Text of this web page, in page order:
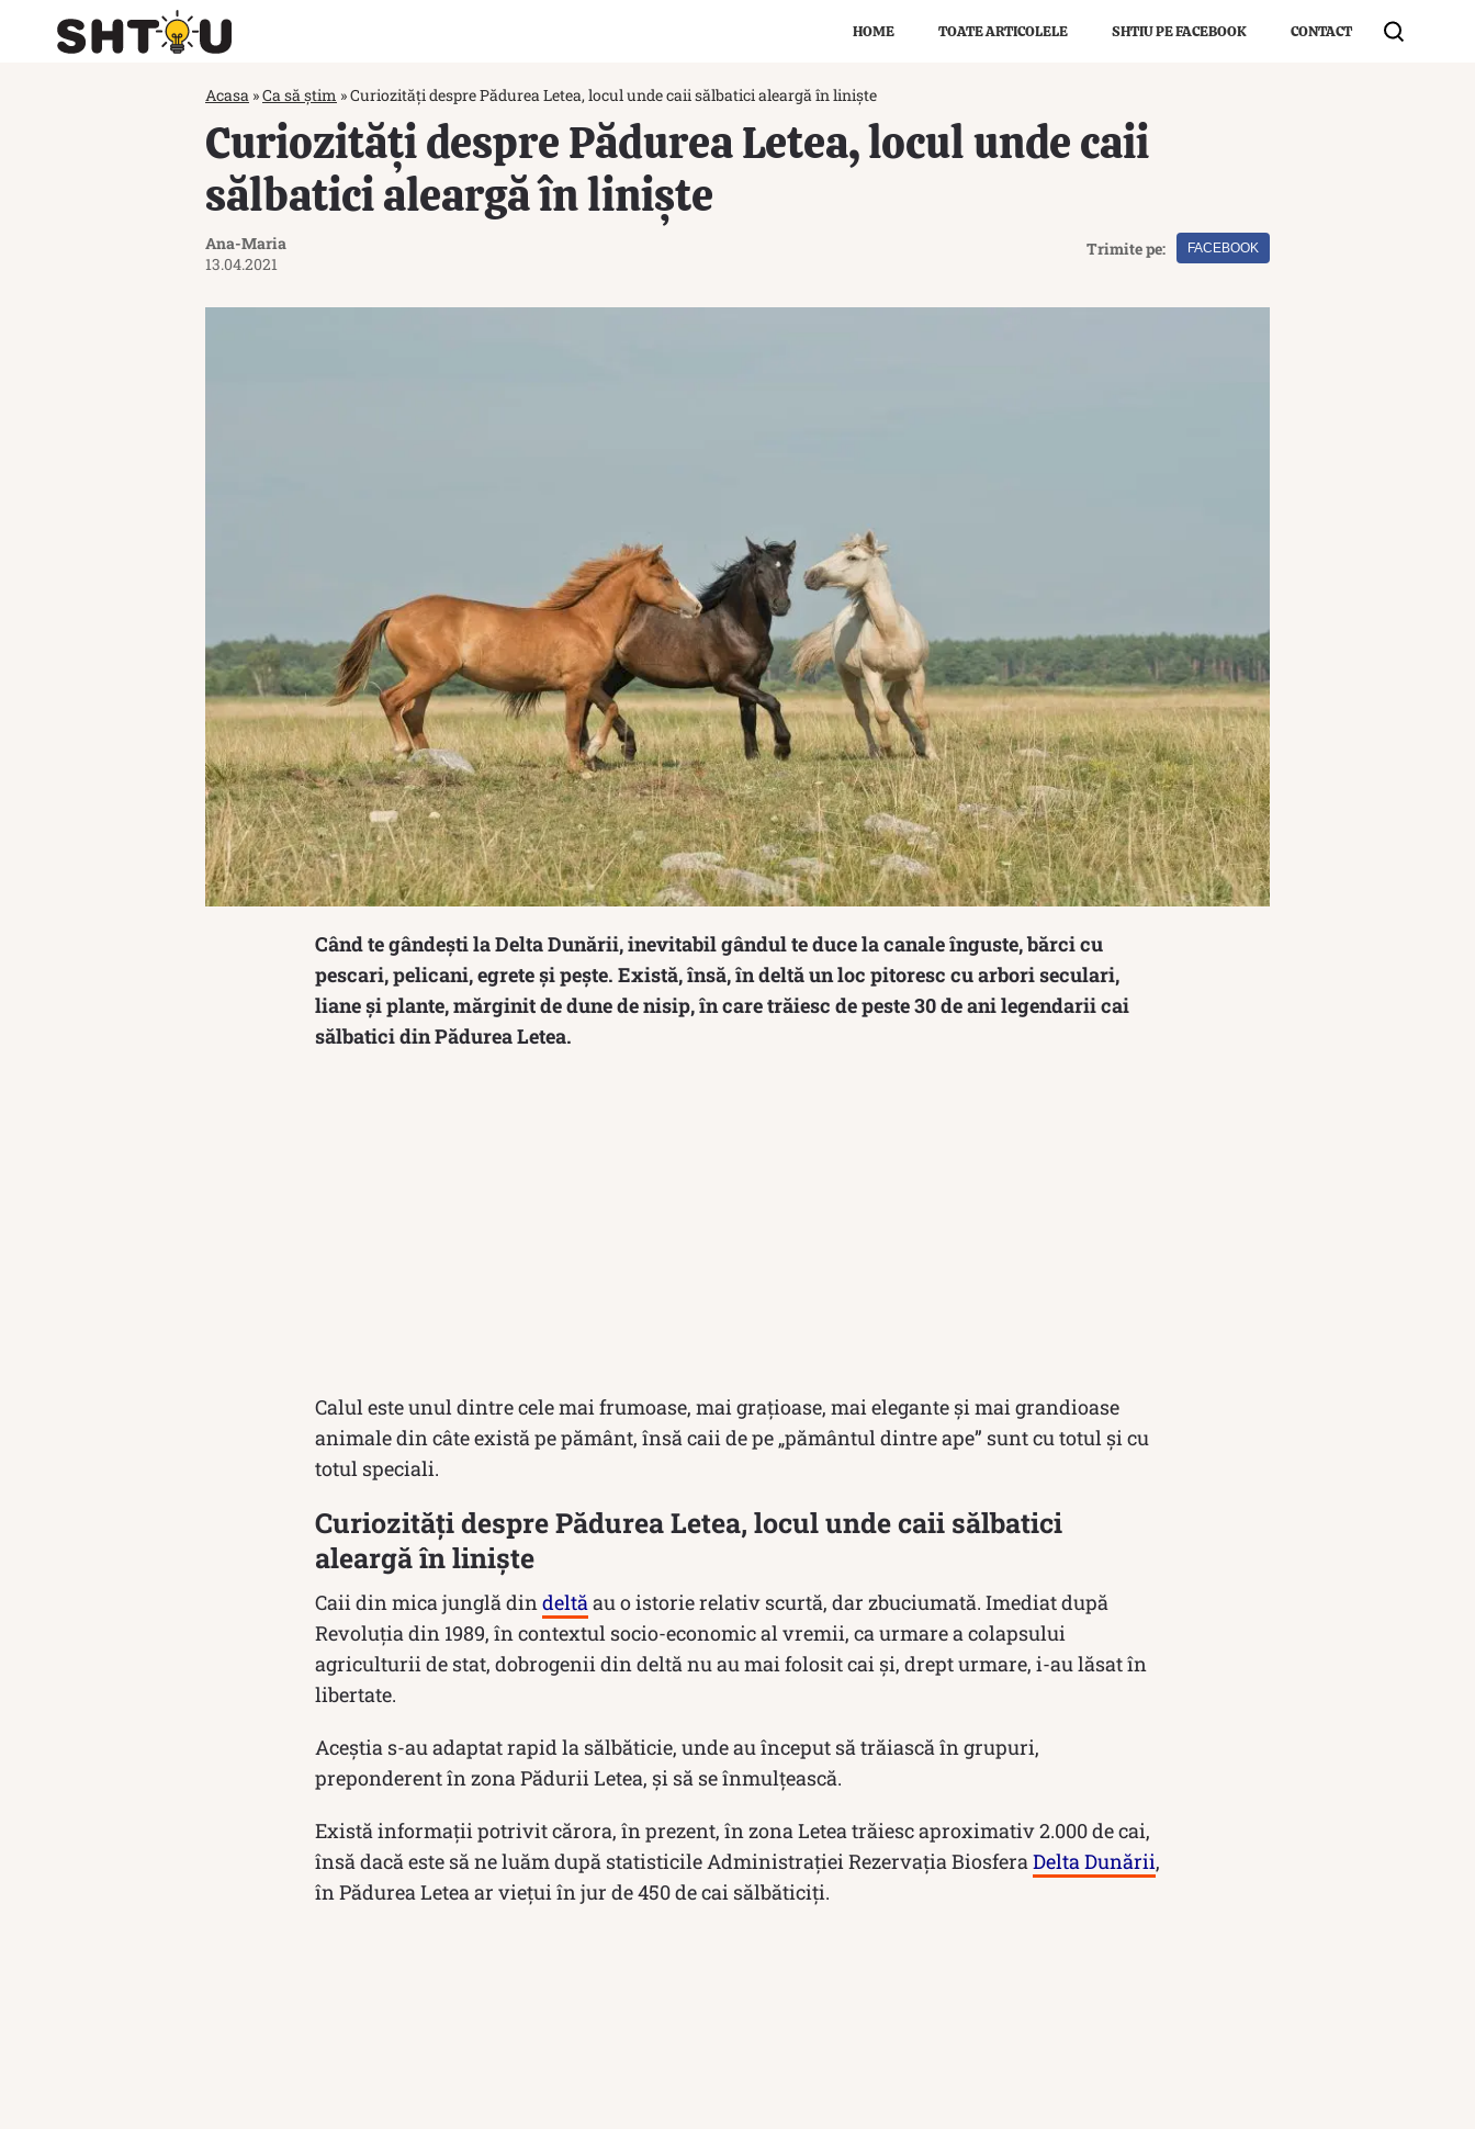
HOME TOATE ARTICOLELE SHTIU PE FACEBOOK CONTACT
Acasa »Ca să știm »Curiozități despre Pădurea Letea, locul unde caii sălbatici aleargă în liniște
Curiozități despre Pădurea Letea, locul unde caii
sălbatici aleargă în liniște
Ana-Maria
13.04.2021
Trimite pe: FACEBOOK
Când te gândești la Delta Dunării, inevitabil gândul te duce la canale înguste, bărci cu
pescari, pelicani, egrete şi pește. Există, însă, în deltă un loc pitoresc cu arbori seculari,
liane și plante, mărginit de dune de nisip, în care trăiesc de peste 30 de ani legendarii cai
sălbatici din Pădurea Letea.
Calul este unul dintre cele mai frumoase, mai grațioase, mai elegante și mai grandioase
animale din câte există pe pământ, însă caii de pe „pământul dintre ape” sunt cu totul și cu
totul speciali.
Curiozități despre Pădurea Letea, locul unde caii sălbatici
aleargă în liniște
Caii din mica junglă din deltă au o istorie relativ scurtă, dar zbuciumată. Imediat după
Revoluția din 1989, în contextul socio-economic al vremii, ca urmare a colapsului
agriculturii de stat, dobrogenii din deltă nu au mai folosit cai și, drept urmare, i-au lăsat în
libertate.
Aceștia s-au adaptat rapid la sălbăticie, unde au început să trăiască în grupuri,
preponderent în zona Pădurii Letea, și să se înmulțească.
Există informații potrivit cărora, în prezent, în zona Letea trăiesc aproximativ 2.000 de cai,
însă dacă este să ne luăm după statisticile Administrației Rezervația Biosfera Delta Dunării,
în Pădurea Letea ar viețui în jur de 450 de cai sălbăticiți.